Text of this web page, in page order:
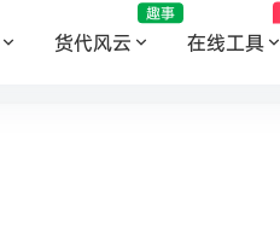
货代风云
趣事
在线工具